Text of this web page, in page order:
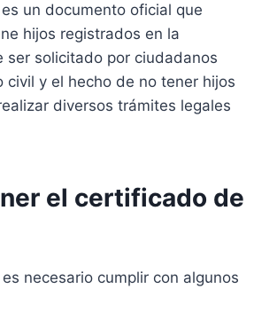
un documento oficial que
hijos registrados en la
ser solicitado por ciudadanos
y el hecho de no tener hijos
diversos trámites legales
el certificado de
necesario cumplir con algunos